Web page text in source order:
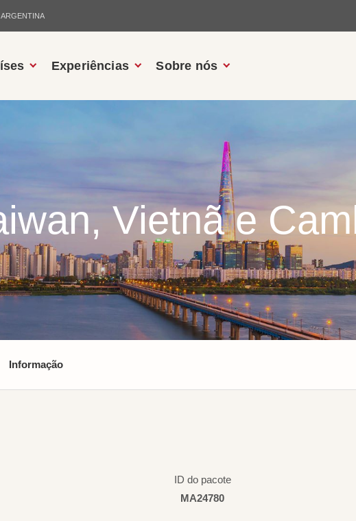
ARGENTINA
Experiências Sobre nós
Vietnã e
Informação
ID do pacote
MA24780